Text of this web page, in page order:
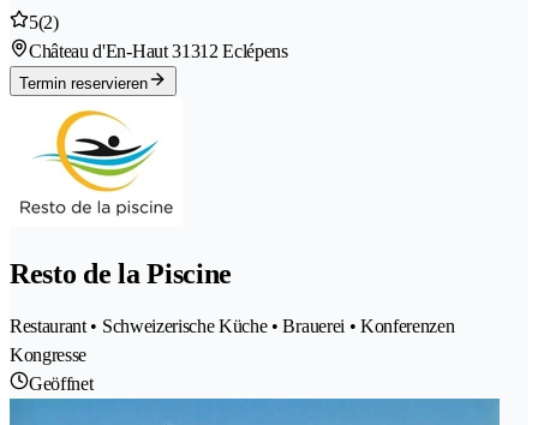
5(2)
Château d'En-Haut 31312 Eclépens
Termin reservieren
Resto de la Piscine
Restaurant • Schweizerische Küche • Brauerei • Konferenzen
Kongresse
Geöffnet